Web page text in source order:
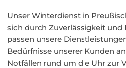
Unser Winterdienst in
sich durch Zuverlässigkeit und
passen unsere
Bedürfnisse unserer Kunden
Notfällen rund um die Uhr zur